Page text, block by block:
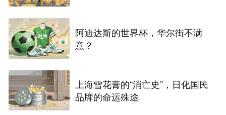
阿迪达斯的世界杯，华尔街不满
意？
上海雪花膏的“消亡史”，日化国民
品牌的命运殊途